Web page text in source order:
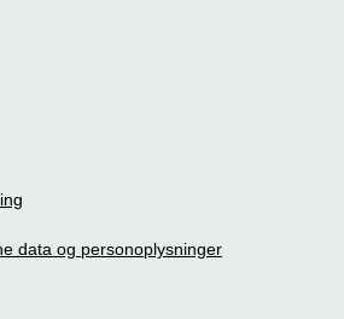
data og personoplysninger